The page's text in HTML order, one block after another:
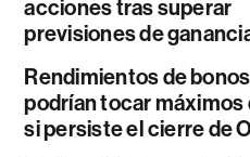
acciones tras superar
previsiones de
Rendimientos de
podrían tocar máximos
si persiste el cierre de